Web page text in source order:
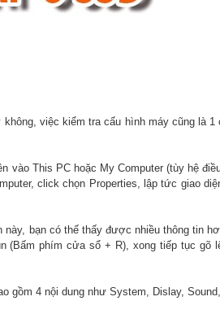
việc kiểm tra cấu hình máy cũng là 1
vào This PC hoặc My Computer (tùy hệ
click chọn Properties, lập tức giao
bạn có thế thấy được nhiều thông tin
phím cửa sổ + R), xong tiếp tục gõ
gồm 4 nội dung như System, Dislay,